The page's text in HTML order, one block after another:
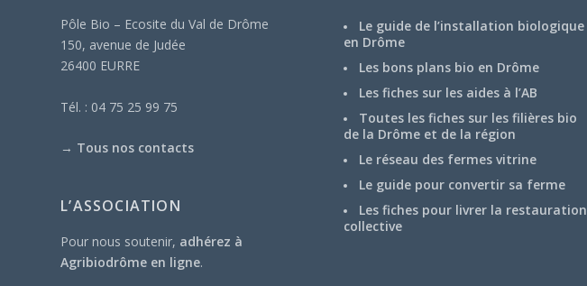
Pôle Bio – Ecosite du Val de Drôme
150, avenue de Judée
26400 EURRE
Tél. : 04 75 25 99 75
→ Tous nos contacts
L’ASSOCIATION
Pour nous soutenir, adhérez à
Agribiodrôme en ligne.
Le guide de l’installation biologique
en Drôme
Les bons plans bio en Drôme
Les fiches sur les aides à l’AB
Toutes les fiches sur les filières bio
de la Drôme et de la région
Le réseau des fermes vitrine
Le guide pour convertir sa ferme
Les fiches pour livrer la restauration
collective